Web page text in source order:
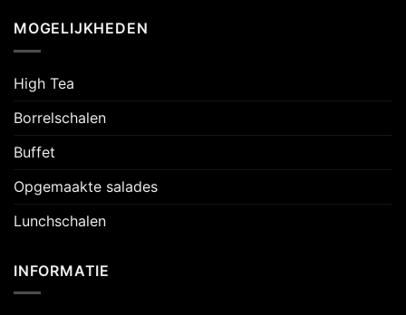
MOGELIJKHEDEN
High Tea
Borrelschalen
Buffet
Opgemaakte salades
Lunchschalen
INFORMATIE